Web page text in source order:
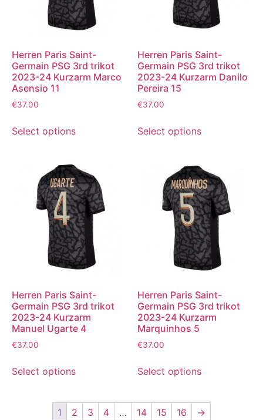
Herren Paris Saint-
Germain PSG 3rd trikot
2023-24 Kurzarm Marco
Asensio 11
€37.00
Select options
Herren Paris Saint-
Germain PSG 3rd trikot
2023-24 Kurzarm Danilo
Pereira 15
€37.00
Select options
Herren Paris Saint-
Germain PSG 3rd trikot
2023-24 Kurzarm
Manuel Ugarte 4
€37.00
Select options
Herren Paris Saint-
Germain PSG 3rd trikot
2023-24 Kurzarm
Marquinhos 5
€37.00
Select options
1 2 3 4 … 14 15 16 →